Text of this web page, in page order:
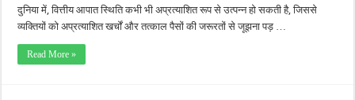
दुनिया में, वित्तीय आपात स्थिति कभी भी अप्रत्याशित रूप से उत्पन्न हो सकती है, जिससे
व्यक्तियों को अप्रत्याशित खर्चों और तत्काल पैसों की जरूरतों से जूझना पड़ …
Read More »